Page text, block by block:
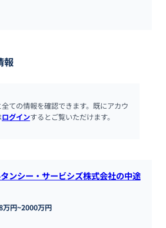
報
ての情報を確認できます。既にアカウ
ログインするとご覧いただけます。
ンシー・サービシズ株式会社の中途
万円~2000万円